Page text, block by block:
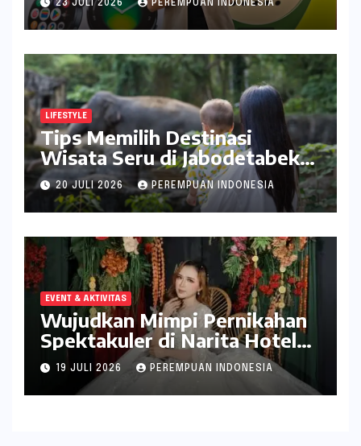
23 JULI 2026 PEREMPUAN INDONESIA
LIFESTYLE
Tips Memilih Destinasi
Wisata Seru di Jabodetabek
ala inDrive
20 JULI 2026 PEREMPUAN INDONESIA
EVENT & AKTIVITAS
Wujudkan Mimpi Pernikahan
Spektakuler di Narita Hotel
Surabaya
19 JULI 2026 PEREMPUAN INDONESIA